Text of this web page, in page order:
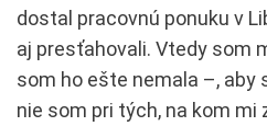
dostal pracovnú ponuku v
aj presťahovali. Vtedy som
som ho ešte nemala –, aby
nie som pri tých, na kom mi